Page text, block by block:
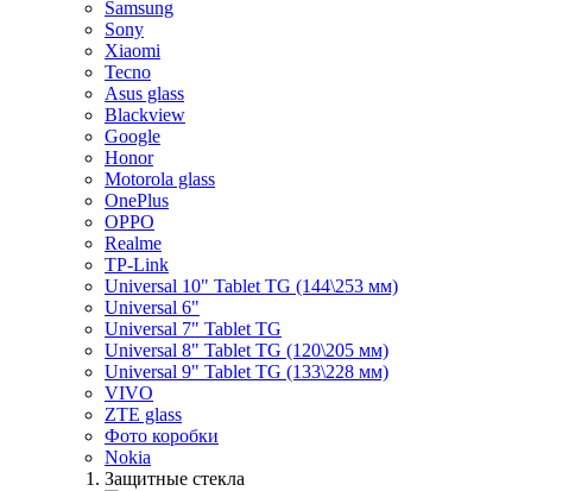
Samsung
Sony
Xiaomi
Tecno
Asus glass
Blackview
Google
Honor
Motorola glass
OnePlus
OPPO
Realme
TP-Link
Universal 10" Tablet TG (144\253 мм)
Universal 6"
Universal 7" Tablet TG
Universal 8" Tablet TG (120\205 мм)
Universal 9" Tablet TG (133\228 мм)
VIVO
ZTE glass
Фото коробки
Nokia
Защитные стекла